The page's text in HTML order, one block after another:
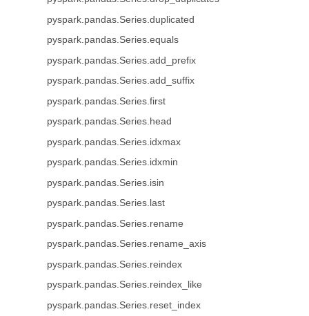
pyspark.pandas.Series.duplicated
pyspark.pandas.Series.equals
pyspark.pandas.Series.add_prefix
pyspark.pandas.Series.add_suffix
pyspark.pandas.Series.first
pyspark.pandas.Series.head
pyspark.pandas.Series.idxmax
pyspark.pandas.Series.idxmin
pyspark.pandas.Series.isin
pyspark.pandas.Series.last
pyspark.pandas.Series.rename
pyspark.pandas.Series.rename_axis
pyspark.pandas.Series.reindex
pyspark.pandas.Series.reindex_like
pyspark.pandas.Series.reset_index